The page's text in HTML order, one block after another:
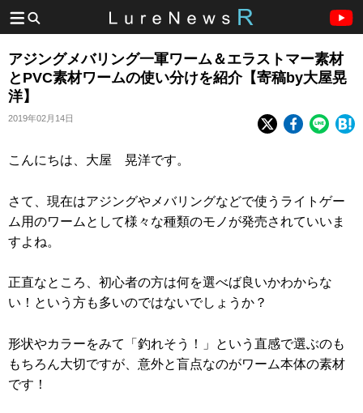
アジングメバリング一軍ワーム＆エラストマー素材
とPVC素材ワームの使い分けを紹介【寄稿by大屋晃
洋】
2019年02月14日
こんにちは、大屋 晃洋です。
さて、現在はアジングやメバリングなどで使うライトゲー
ム用のワームとして様々な種類のモノが発売されていいま
すよね。
正直なところ、初心者の方は何を選べば良いかわからな
い！という方も多いのではないでしょうか？
形状やカラーをみて「釣れそう！」という直感で選ぶのも
もちろん大切ですが、意外と盲点なのがワーム本体の素材
です！